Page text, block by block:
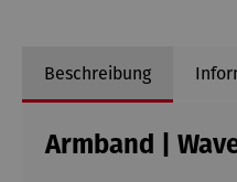
Beschreibung
Armband |